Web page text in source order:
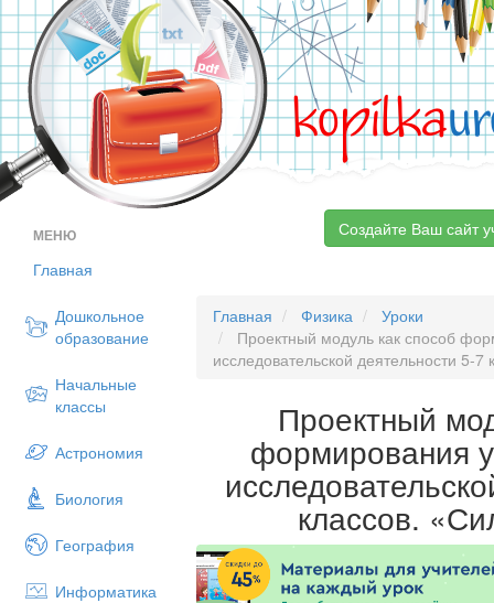
kopilka
МЕНЮ
Главная
Дошкольное
образование
Начальные
классы
Астрономия
Биология
География
Информатика
Создайте Ваш сайт
Главная Физика
Уроки
Проектный модуль как способ
исследовательской деятельности 5-
Проектный
формирования
классов.